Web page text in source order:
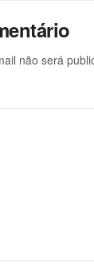
não será